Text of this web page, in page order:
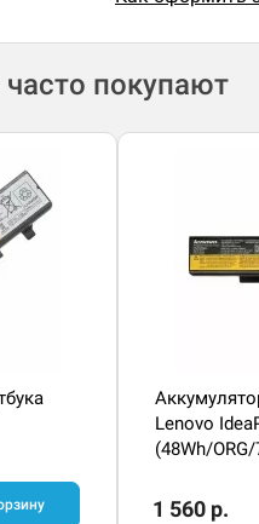
покупают
Lenovo
(48Wh/
1 560 р.